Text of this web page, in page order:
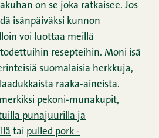
on se joka ratkaisee. Jos
isänpäiväksi kunnon
voi luottaa meillä
resepteihin. Moni isä
suomalaisia herkkuja,
raaka-aineista.
pekoni-munakupit,
punajuurilla ja
tai pulled pork -